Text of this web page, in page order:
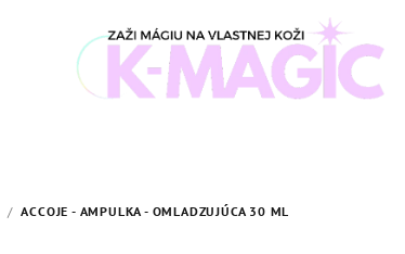
/ ACCOJE - AMPULKA - OMLADZUJÚCA 30 ML